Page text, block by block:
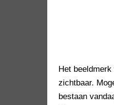
Het
zichtbaar.
bestaan